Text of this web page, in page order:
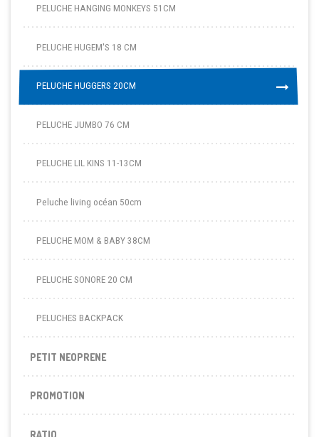
PELUCHE HANGING MONKEYS 51CM
PELUCHE HUGEM'S 18 CM
PELUCHE HUGGERS 20CM
PELUCHE HUGGERS 20CM
PELUCHE JUMBO 76 CM
PELUCHE LIL KINS 11-13CM
Peluche living océan 50cm
PELUCHE MOM & BABY 38CM
PELUCHE SONORE 20 CM
PELUCHES BACKPACK
PETIT NEOPRENE
PROMOTION
RATIO